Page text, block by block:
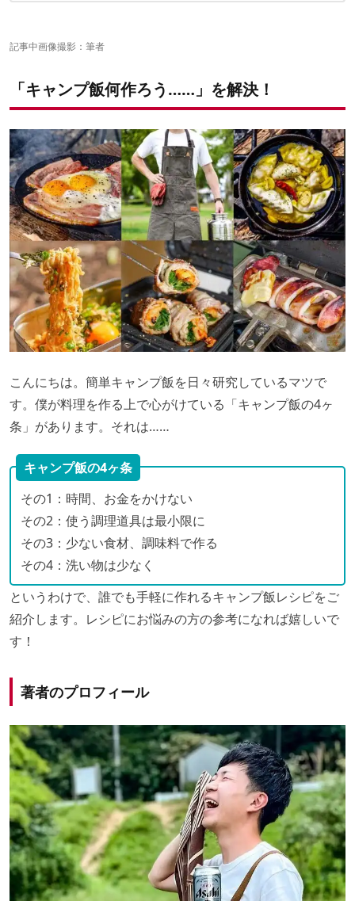
step4. 食べやすい大きさにカット
記事中画像撮影：筆者
「キャンプ飯何作ろう……」を解決！
こんにちは。簡単キャンプ飯を日々研究しているマツで
す。僕が料理を作る上で心がけている「キャンプ飯の4ヶ
条」があります。それは……
キャンプ飯の4ヶ条
その1：時間、お金をかけない
その2：使う調理道具は最小限に
その3：少ない食材、調味料で作る
その4：洗い物は少なく
というわけで、誰でも手軽に作れるキャンプ飯レシピをご
紹介します。レシピにお悩みの方の参考になれば嬉しいで
す！
著者のプロフィール